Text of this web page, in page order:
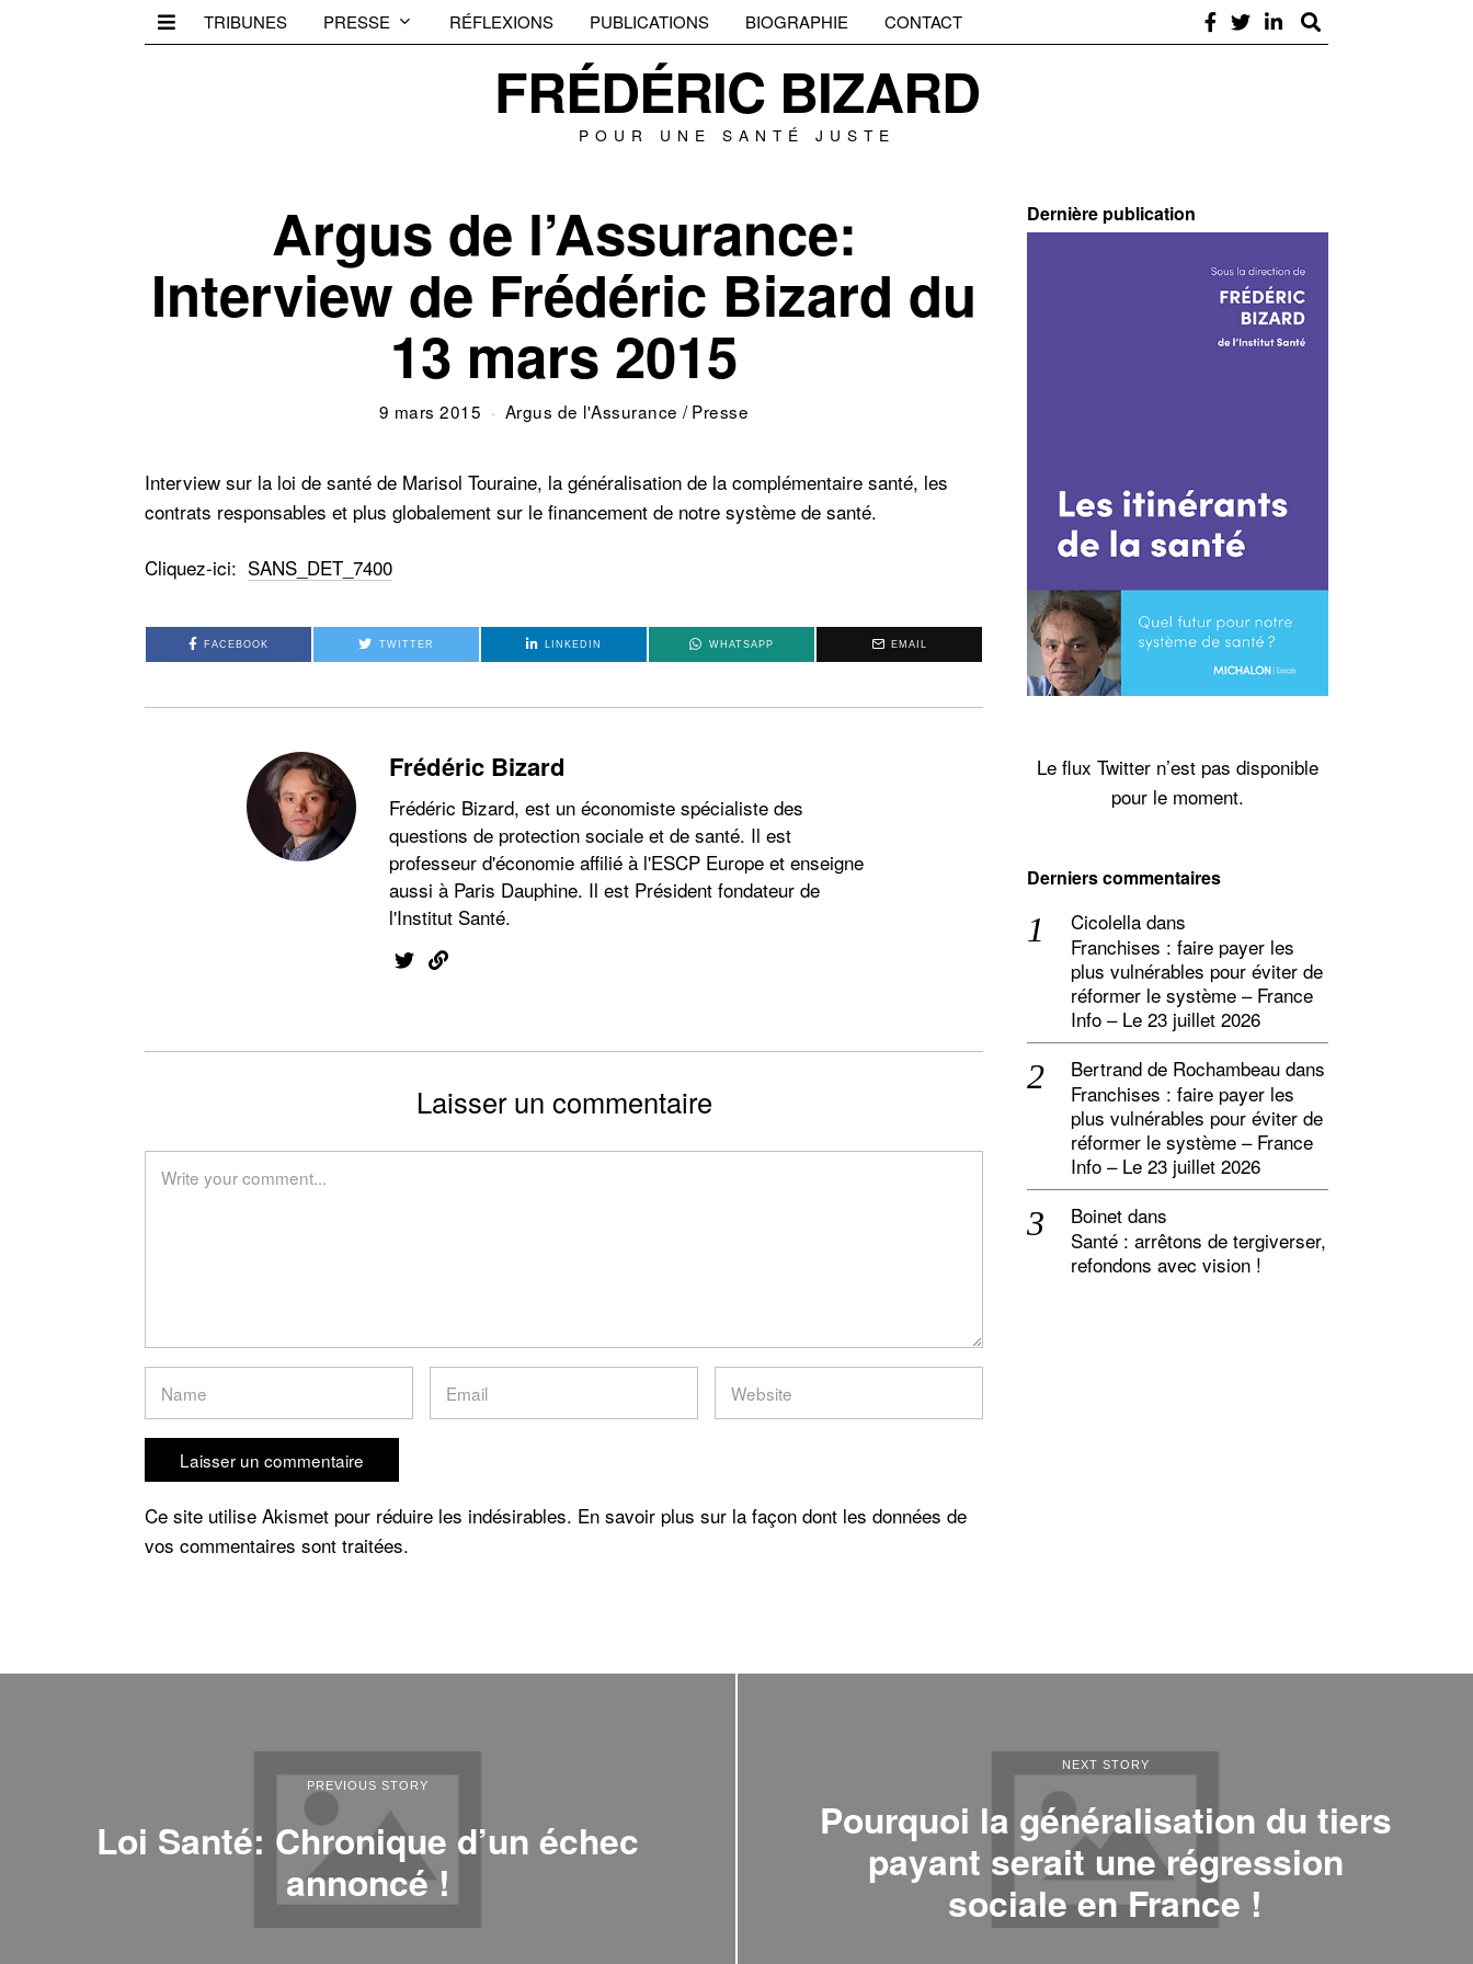
TRIBUNES PRESSE RÉFLEXIONS PUBLICATIONS BIOGRAPHIE CONTACT
FRÉDÉRIC BIZARD
POUR UNE SANTÉ JUSTE
Argus de l’Assurance:
Interview de Frédéric Bizard du
13 mars 2015
9 mars 2015 Argus de l'Assurance / Presse
Interview sur la loi de santé de Marisol Touraine, la généralisation de la complémentaire santé, les
contrats responsables et plus globalement sur le financement de notre système de santé.
Cliquez-ici: SANS_DET_7400
FACEBOOK TWITTER LINKEDIN WHATSAPP EMAIL
Frédéric Bizard
Frédéric Bizard, est un économiste spécialiste des
questions de protection sociale et de santé. Il est
professeur d'économie affilié à l'ESCP Europe et enseigne
aussi à Paris Dauphine. Il est Président fondateur de
l'Institut Santé.
Laisser un commentaire
Ce site utilise Akismet pour réduire les indésirables. En savoir plus sur la façon dont les données de
vos commentaires sont traitées.
Dernière publication
Le flux Twitter n’est pas disponible
pour le moment.
Derniers commentaires
Cicolella dans
Franchises : faire payer les
plus vulnérables pour éviter de
réformer le système – France
Info – Le 23 juillet 2026
Bertrand de Rochambeau dans
Franchises : faire payer les
plus vulnérables pour éviter de
réformer le système – France
Info – Le 23 juillet 2026
Boinet dans
Santé : arrêtons de tergiverser,
refondons avec vision !
PREVIOUS STORY
Loi Santé: Chronique d’un échec
annoncé !
NEXT STORY
Pourquoi la généralisation du tiers
payant serait une régression
sociale en France !